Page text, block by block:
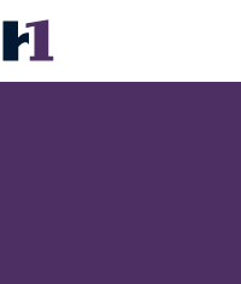
Hôtel San Régis
Fiyatlar